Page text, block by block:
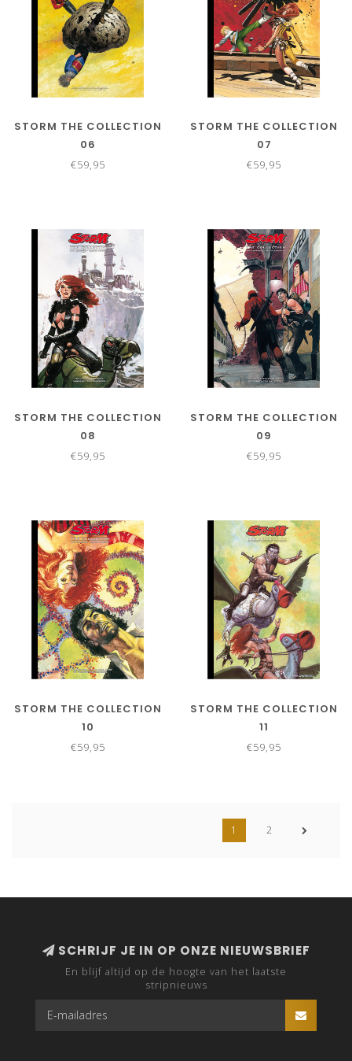
STORM THE COLLECTION
06
€59,95
STORM THE COLLECTION
07
€59,95
STORM THE COLLECTION
08
€59,95
STORM THE COLLECTION
09
€59,95
STORM THE COLLECTION
10
€59,95
STORM THE COLLECTION
11
€59,95
1 2
SCHRIJF JE IN OP ONZE NIEUWSBRIEF
En blijf altijd op de hoogte van het laatste
stripnieuws